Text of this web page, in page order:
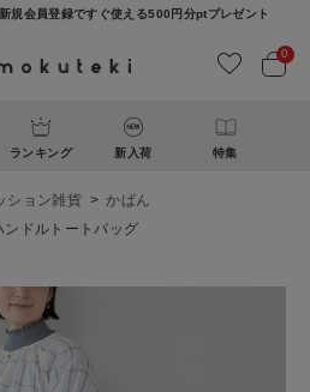
規会員登録ですぐ使える500円分ptプレゼント
0
ランキング 新入荷 特集
ション雑貨
かばん
ドルトートバッグ